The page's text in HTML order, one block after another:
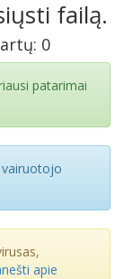
failą.
0
patarimai
vairuotojo
apie